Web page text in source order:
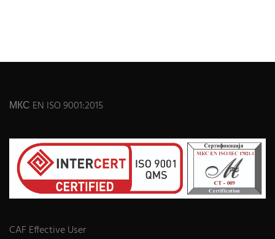
МКС EN ISO 9001:2015
CAF Effective User